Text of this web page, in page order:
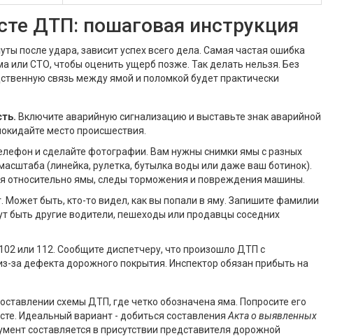
ДТП: пошаговая инструкция
после удара, зависит успех всего дела. Самая частая ошибка
или СТО, чтобы оценить ущерб позже. Так делать нельзя. Без
связь между ямой и поломкой будет практически
Включите аварийную сигнализацию и выставьте знак аварийной
место происшествия.
и сделайте фотографии. Вам нужны снимки ямы с разных
(линейка, рулетка, бутылка воды или даже ваш ботинок).
относительно ямы, следы торможения и повреждения машины.
Может быть, кто-то видел, как вы попали в яму. Запишите фамилии
быть другие водители, пешеходы или продавцы соседних
или 112. Сообщите диспетчеру, что произошло ДТП с
за дефекта дорожного покрытия. Инспектор обязан прибыть на
схемы ДТП, где четко обозначена яма. Попросите его
Идеальный вариант - добиться составления Акта о выявленных
составляется в присутствии представителя дорожной